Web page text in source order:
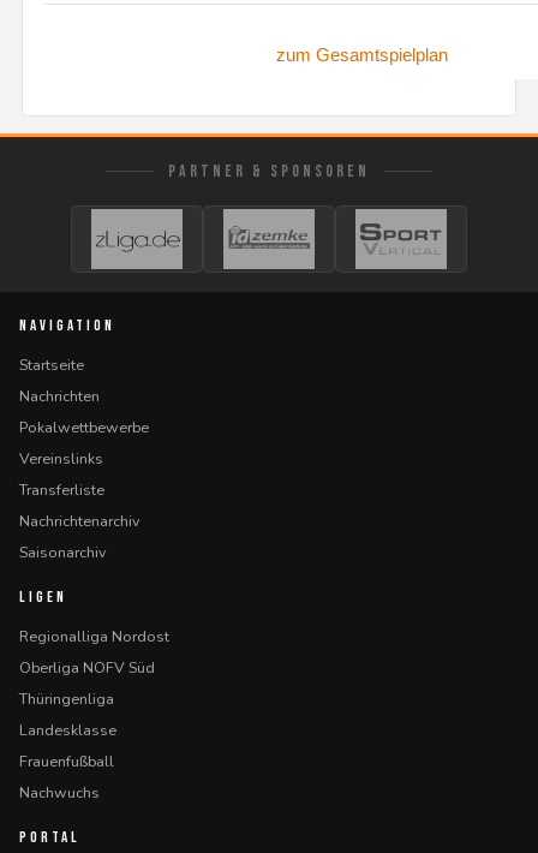
zum Gesamtspielplan
PARTNER & SPONSOREN
NAVIGATION
Startseite
Nachrichten
Pokalwettbewerbe
Vereinslinks
Transferliste
Nachrichtenarchiv
Saisonarchiv
LIGEN
Regionalliga Nordost
Oberliga NOFV Süd
Thüringenliga
Landesklasse
Frauenfußball
Nachwuchs
PORTAL